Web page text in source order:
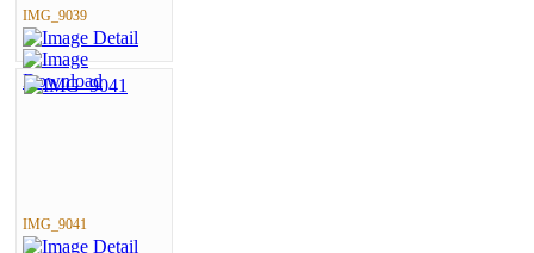
IMG_9039
IMG_9041